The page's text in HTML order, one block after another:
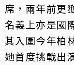
席，兩年前更
名義上亦是國
其入圍今年柏
她首度挑戰出